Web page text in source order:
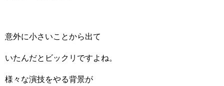
意外に小さいことから出て
いたんだとビックリですよね。
様々な演技をやる背景が